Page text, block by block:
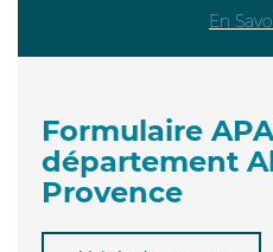
En
Formulaire
département
Provence